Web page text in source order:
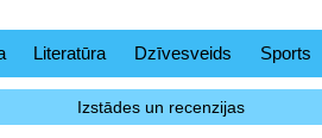
Literatūra Dzīvesveids Sports
Izstādes un recenzijas